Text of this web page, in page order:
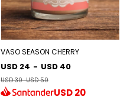
VASO SEASON CHERRY
USD 24 - USD 40
USD 30-USD 50
USD20